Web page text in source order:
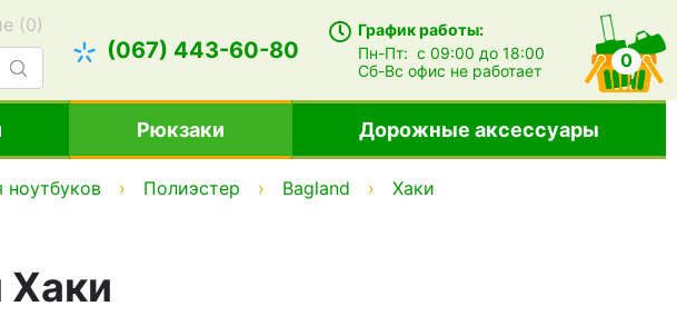
(0)
(067) 443-60-80
График работы:
Пн-Пт:с 09:00 до 18:00
Сб-Всофис не работает 0
Рюкзаки Дорожные аксессуары
ноутбуков Полиэстер Bagland
Хаки
Хаки